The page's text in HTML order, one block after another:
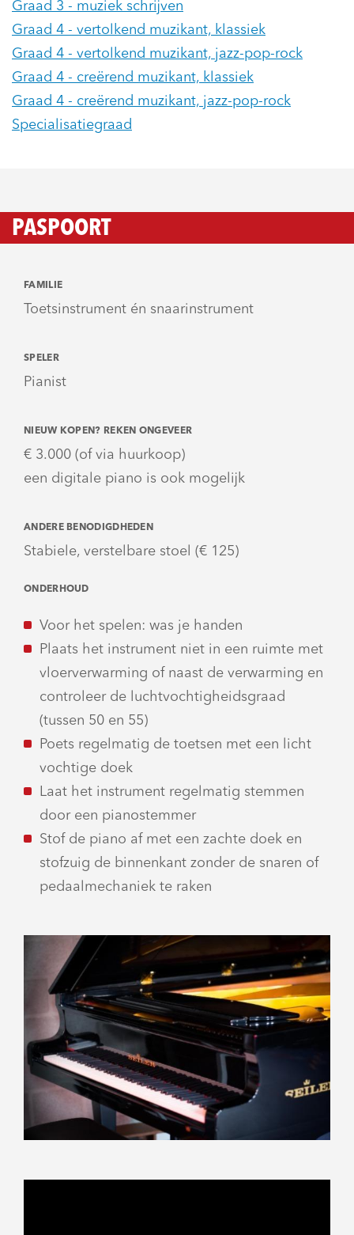
Graad 3 - muziek schrijven
Graad 4 - vertolkend muzikant, klassiek
Graad 4 - vertolkend muzikant, jazz-pop-rock
Graad 4 - creërend muzikant, klassiek
Graad 4 - creërend muzikant, jazz-pop-rock
Specialisatiegraad
PASPOORT
FAMILIE
Toetsinstrument én snaarinstrument
SPELER
Pianist
NIEUW KOPEN? REKEN ONGEVEER
€ 3.000 (of via huurkoop)
een digitale piano is ook mogelijk
ANDERE BENODIGDHEDEN
Stabiele, verstelbare stoel (€ 125)
ONDERHOUD
Voor het spelen: was je handen
Plaats het instrument niet in een ruimte met
vloerverwarming of naast de verwarming en
controleer de luchtvochtigheidsgraad
(tussen 50 en 55)
Poets regelmatig de toetsen met een licht
vochtige doek
Laat het instrument regelmatig stemmen
door een pianostemmer
Stof de piano af met een zachte doek en
stofzuig de binnenkant zonder de snaren of
pedaalmechaniek te raken